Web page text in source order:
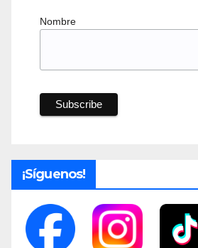
Nombre
¡Síguenos!